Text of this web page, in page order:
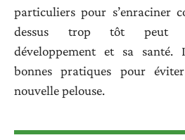
particuliers pour s’enraciner
dessus trop tôt peut
développement et sa
bonnes pratiques pour
nouvelle pelouse.